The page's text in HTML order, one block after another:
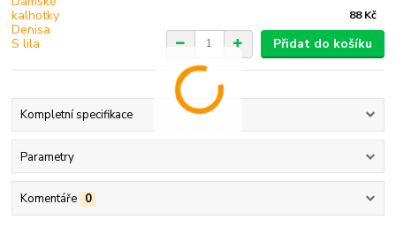
88 Kč
Přidat do košíku
Kompletní specifikace
Parametry
Komentáře 0